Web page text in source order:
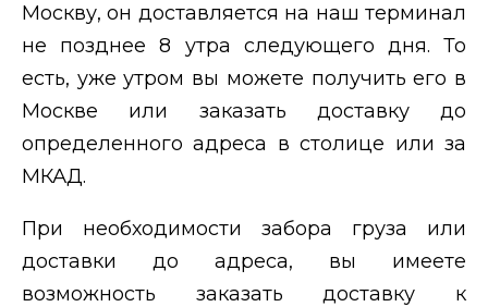
Москву, он доставляется на наш терминал
не позднее 8 утра следующего дня. То
есть, уже утром вы можете получить его в
Москве или заказать доставку до
определенного адреса в столице или за
МКАД.
При необходимости забора груза или
доставки до адреса, вы имеете
возможность заказать доставку к